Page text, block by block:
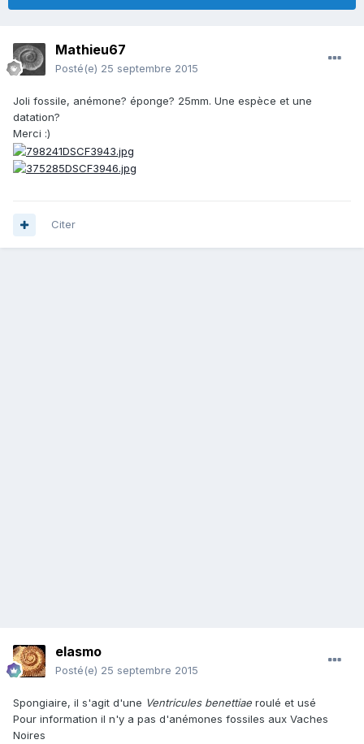
Mathieu67
Posté(e) 25 septembre 2015
Joli fossile, anémone? éponge? 25mm. Une espèce et une
datation?
Merci :)
Citer
elasmo
Posté(e) 25 septembre 2015
Spongiaire, il s'agit d'une Ventricules benettiae roulé et usé
Pour information il n'y a pas d'anémones fossiles aux Vaches
Noires